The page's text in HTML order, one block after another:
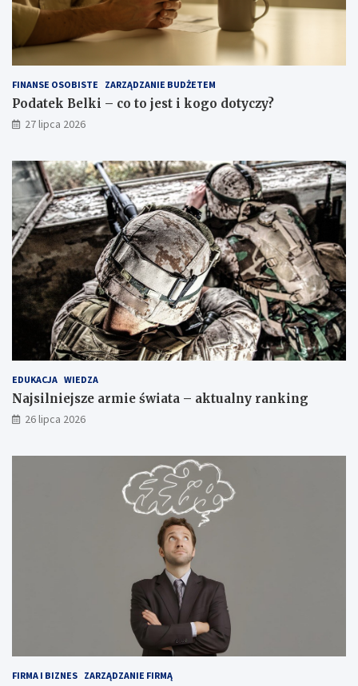
FINANSE OSOBISTE ZARZĄDZANIE BUDŻETEM
Podatek Belki – co to jest i kogo dotyczy?
27 lipca 2026
EDUKACJA WIEDZA
Najsilniejsze armie świata – aktualny ranking
26 lipca 2026
FIRMA I BIZNES ZARZĄDZANIE FIRMĄ